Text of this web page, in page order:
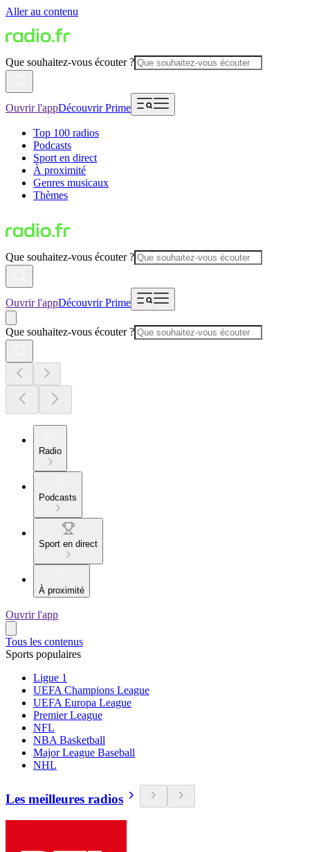
Aller au contenu
Que souhaitez-vous écouter ?
Ouvrir l'appDécouvrir Prime
Top 100 radios
Podcasts
Sport en direct
À proximité
Genres musicaux
Thèmes
Que souhaitez-vous écouter ?
Ouvrir l'appDécouvrir Prime
Que souhaitez-vous écouter ?
Radio
Podcasts
Sport en direct
À proximité
Ouvrir l'app
Tous les contenus
Sports populaires
Ligue 1
UEFA Champions League
UEFA Europa League
Premier League
NFL
NBA Basketball
Major League Baseball
NHL
Les meilleures radios